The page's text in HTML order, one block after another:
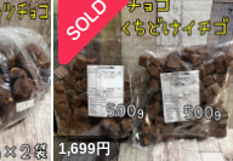
1,699円